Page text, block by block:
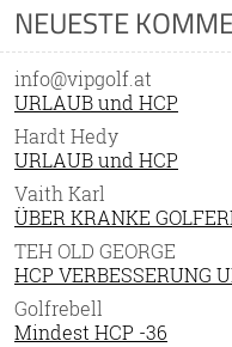
NEUESTE
info@vipgolf.at
URLAUB und HCP
Hardt Hedy
URLAUB und HCP
Vaith Karl
ÜBER KRANKE
TEH OLD GEORGE
HCP VERBESSERUNG
Golfrebell
Mindest HCP -36